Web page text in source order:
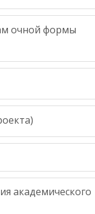
очной формы
академического